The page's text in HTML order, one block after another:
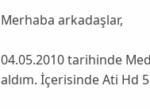
Merhaba arkadaşlar,
04.05.2010 tarihinde
aldım. İçerisinde Ati Hd